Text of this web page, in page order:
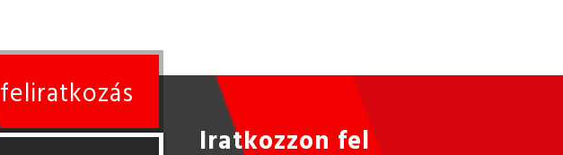
feliratkozás
Iratkozzon fel